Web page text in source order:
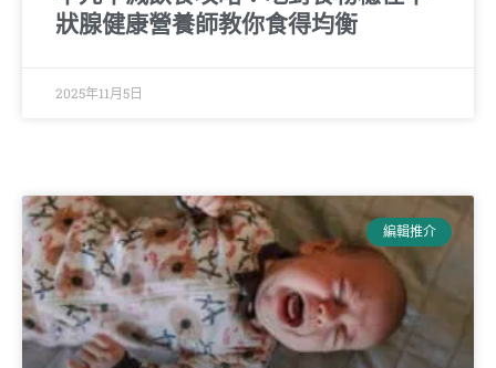
狀腺健康營養師教你食得均衡
2025年11月5日
編輯推介